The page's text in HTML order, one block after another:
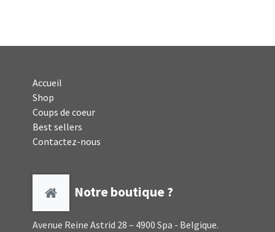
Accueil
Shop
Coups de coeur
Best sellers
Contactez-nous
Notre boutique ?
Avenue Reine Astrid 28 – 4900 Spa - Belgique.